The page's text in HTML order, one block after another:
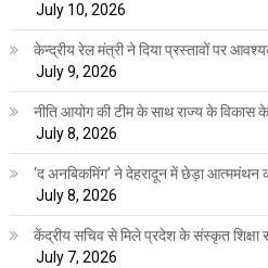
July 10, 2026
केन्द्रीय रेल मंत्री ने दिया प्रस्तावों पर
July 9, 2026
नीति आयोग की टीम के साथ राज्य के विकास के
July 8, 2026
‘द अनबिकमिंग’ ने देहरादून में छेड़ा आत्ममंथन
July 8, 2026
केंद्रीय सचिव से मिले प्रदेश के संस्कृत शिक्षा
July 7, 2026